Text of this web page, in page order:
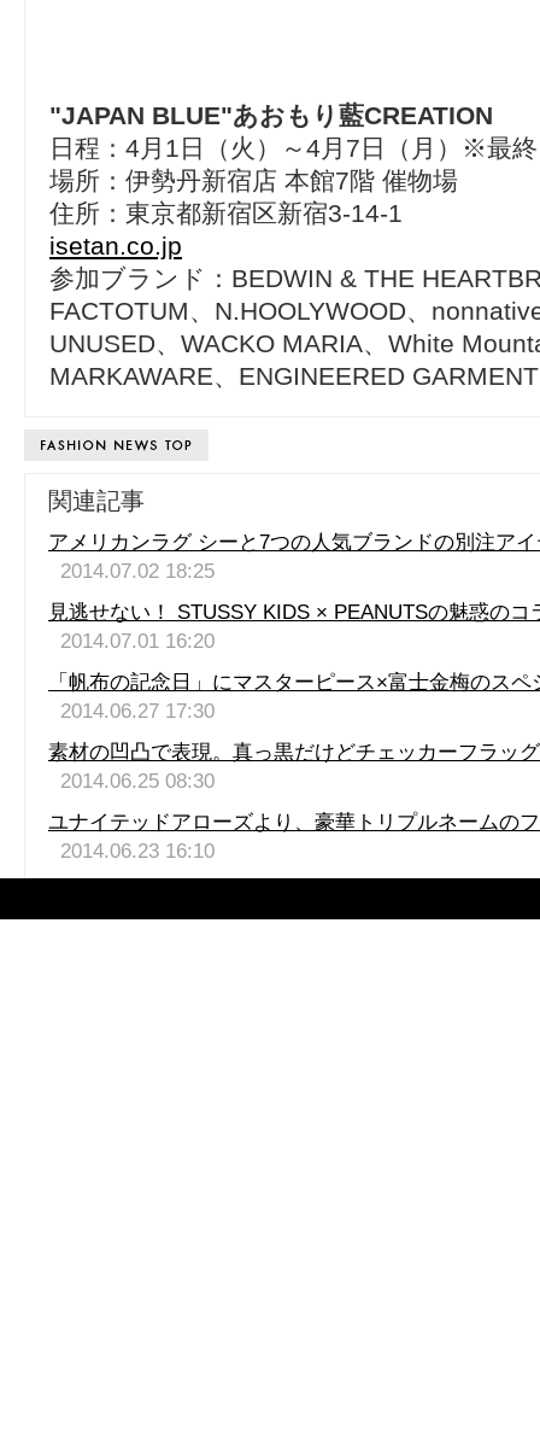
"JAPAN BLUE"あおもり藍CREATION
日程：4月1日（火）～4月7日（月）※最
場所：伊勢丹新宿店 本館7階 催物場
住所：東京都新宿区新宿3-14-1
isetan.co.jp
参加ブランド：BEDWIN & THE
FACTOTUM、N.HOOLYWOOD、
UNUSED、WACKO MARIA、White
MARKAWARE、ENGINEERED
関連記事
アメリカンラグ シーと7つの人気ブランドの別注ア
2014.07.02 18:25
見逃せない！ STUSSY KIDS × PEANUTSの魅惑のコ
2014.07.01 16:20
「帆布の記念日」にマスターピース×富士金梅のス
2014.06.27 17:30
素材の凹凸で表現。真っ黒だけどチェッカーフラッ
2014.06.25 08:30
ユナイテッドアローズより、豪華トリプルネームの
2014.06.23 16:10